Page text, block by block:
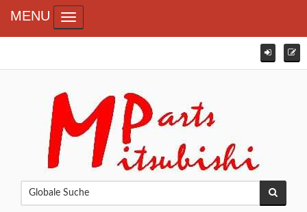
MENU Toggle navigation